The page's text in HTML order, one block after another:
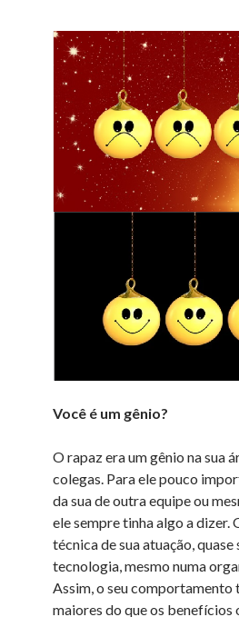
Você é um gênio?
O rapaz era um gênio na sua
colegas. Para ele pouco
da sua de outra equipe ou
ele sempre tinha algo a dizer.
técnica de sua atuação,
tecnologia, mesmo numa
Assim, o seu comportamento
maiores do que os